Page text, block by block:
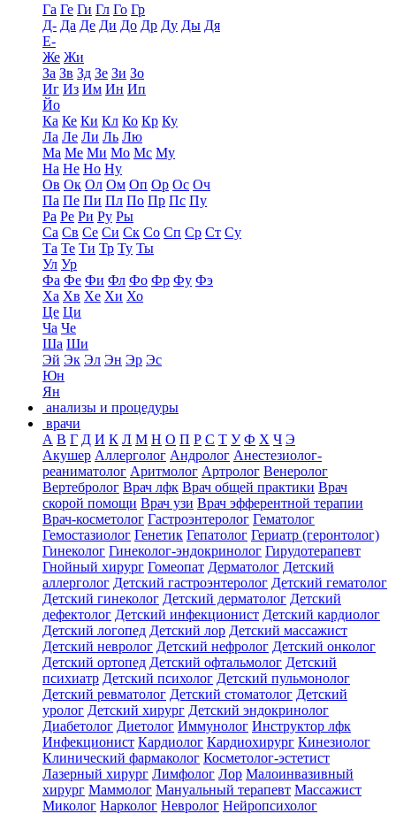
Га Ге Ги Гл Го Гр
Д- Да Де Ди До Др Ду Ды Дя
Е-
Же Жи
За Зв Зд Зе Зи Зо
Иг Из Им Ин Ип
Йо
Ка Ке Ки Кл Ко Кр Ку
Ла Ле Ли Ль Лю
Ма Ме Ми Мо Мс Му
На Не Но Ну
Ов Ок Ол Ом Оп Ор Ос Оч
Па Пе Пи Пл По Пр Пс Пу
Ра Ре Ри Ру Ры
Са Св Се Си Ск Со Сп Ср Ст Су
Та Те Ти Тр Ту Ты
Ул Ур
Фа Фе Фи Фл Фо Фр Фу Фэ
Ха Хв Хе Хи Хо
Це Ци
Ча Че
Ша Ши
Эй Эк Эл Эн Эр Эс
Юн
Ян
анализы и процедуры
врачи
А В Г Д И К Л М Н О П Р С Т У Ф Х Ч Э
Акушер Аллерголог Андролог Анестезиолог-
реаниматолог Аритмолог Артролог Венеролог
Вертебролог Врач лфк Врач общей практики Врач
скорой помощи Врач узи Врач эфферентной терапии
Врач-косметолог Гастроэнтеролог Гематолог
Гемостазиолог Генетик Гепатолог Гериатр (геронтолог)
Гинеколог Гинеколог-эндокринолог Гирудотерапевт
Гнойный хирург Гомеопат Дерматолог Детский
аллерголог Детский гастроэнтеролог Детский гематолог
Детский гинеколог Детский дерматолог Детский
дефектолог Детский инфекционист Детский кардиолог
Детский логопед Детский лор Детский массажист
Детский невролог Детский нефролог Детский онколог
Детский ортопед Детский офтальмолог Детский
психиатр Детский психолог Детский пульмонолог
Детский ревматолог Детский стоматолог Детский
уролог Детский хирург Детский эндокринолог
Диабетолог Диетолог Иммунолог Инструктор лфк
Инфекционист Кардиолог Кардиохирург Кинезиолог
Клинический фармаколог Косметолог-эстетист
Лазерный хирург Лимфолог Лор Малоинвазивный
хирург Маммолог Мануальный терапевт Массажист
Миколог Нарколог Невролог Нейропсихолог